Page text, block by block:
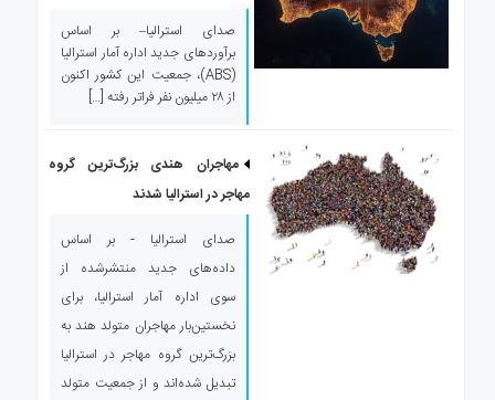
صدای استرالیا– بر اساس
برآوردهای جدید اداره آمار استرالیا
(ABS)، جمعیت این کشور اکنون
از ۲۸ میلیون نفر فراتر رفته […]
مهاجران هندی بزرگ‌ترین گروه
مهاجر در استرالیا شدند
صدای استرالیا - بر اساس
داده‌های جدید منتشرشده از
سوی اداره آمار استرالیا، برای
نخستین‌بار مهاجران متولد هند به
بزرگ‌ترین گروه مهاجر در استرالیا
تبدیل شده‌اند و از جمعیت متولد